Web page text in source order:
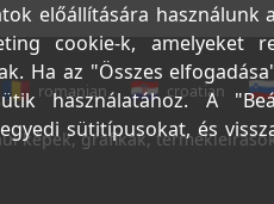
romanian croatian
képek, grafikák,
előállítására használunk
cookie-k, amelyeket
Ha az "Összes
használatához. A
sütitípusokat, és